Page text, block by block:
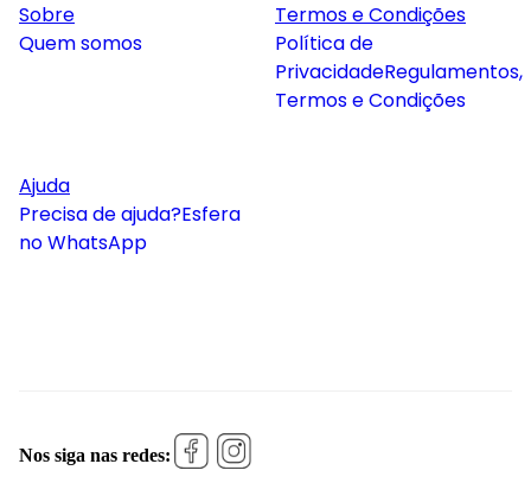
Sobre
Quem somos
Termos e Condições
Política de
PrivacidadeRegulamentos,
Termos e Condições
Ajuda
Precisa de ajuda?Esfera
no WhatsApp
Nos siga nas redes: